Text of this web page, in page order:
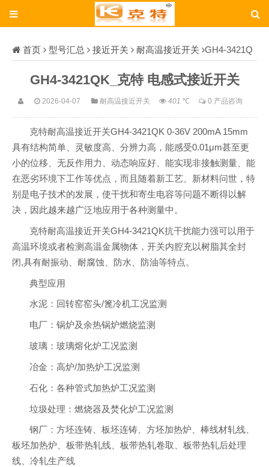
首页 型号汇总 接近开关 耐高温接近开关 GH4-3421Q
GH4-3421QK_克特 电感式接近开关
2026-04-07 耐高温接近开关 401 ℃ 0 产品咨询
克特耐高温接近开关GH4-3421QK 0-36V 200mA 15mm
具有结构简单、灵敏度高、分辨力高，能感受0.01μm甚至更
小的位移、无反作用力、动态响应好、能实现非接触测量、能
在恶劣环境下工作等优点，而且随着新工艺、新材料问世，特
别是电子技术的发展，使干扰和寄生电容等问题不断得以解
决，因此越来越广泛地应用于各种测量中。
克特耐高温接近开关GH4-3421QK抗干扰能力强可以用于
高温环境或者检测高温金属物体，开关内腔充以树脂其全封
闭,具有耐振动、耐腐蚀、防水、防油等特点。
典型应用
水泥：回转窑窑头/篦冷机工况监测
电厂：锅炉及余热锅炉燃烧监测
玻璃：玻璃熔化炉工况监测
冶金：高炉/加热炉工况监测
石化：各种管式加热炉工况监测
垃圾处理：燃烧器及焚化炉工况监测
钢厂：方坯连铸、板坯连铸、方坯加热炉、棒线材轧线、
板坯加热炉、板带热轧线、板带热轧卷取、板带热轧后处理
线、冷轧生产线